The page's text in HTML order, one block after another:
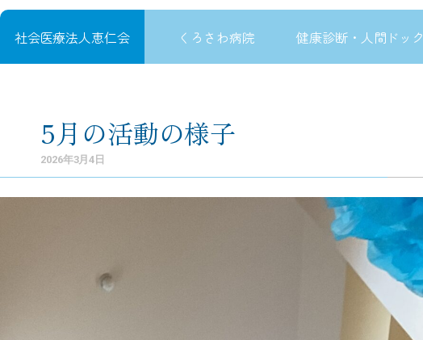
内
社会医療法人恵仁会 くろさわ病院 健康診断・人間ドック
5月の活動の様子
2026年3月4日